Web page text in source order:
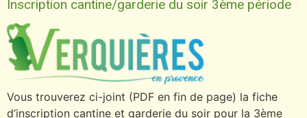
Inscription cantine/garderie du soir 3ème période
Vous trouverez ci-joint (PDF en fin de page) la fiche
d’inscription cantine et garderie du soir pour la 3ème